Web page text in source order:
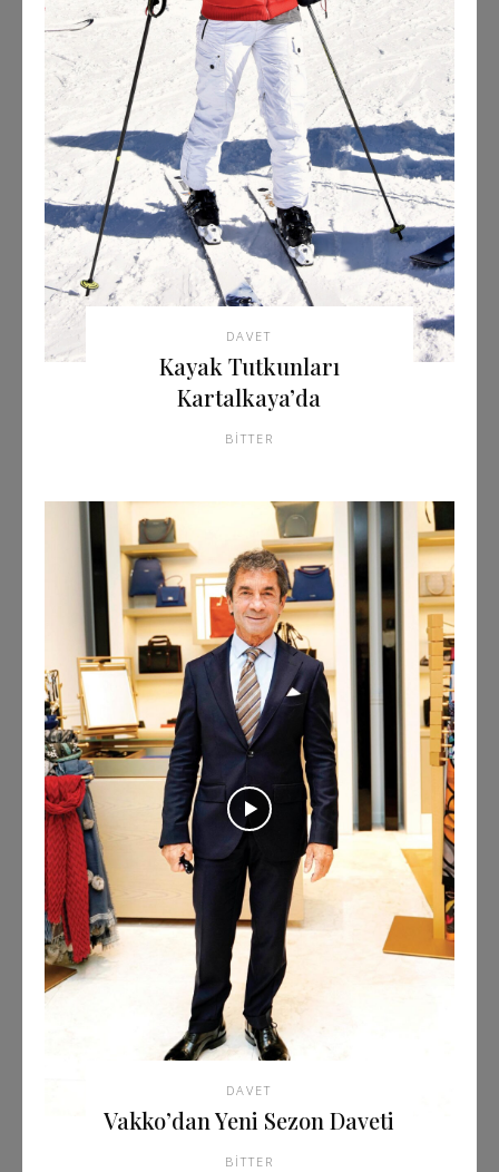
DAVET
Kayak Tutkunları
Kartalkaya’da
BITTER
DAVET
Vakko’dan Yeni Sezon Daveti
BITTER